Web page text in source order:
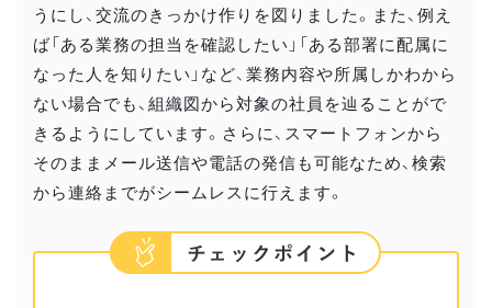
うにし、交流のきっかけ作りを図りました。また、例え
ば「ある業務の担当を確認したい」「ある部署に配属に
なった人を知りたい」など、業務内容や所属しかわから
ない場合でも、組織図から対象の社員を辿ることがで
きるようにしています。さらに、スマートフォンから
そのままメール送信や電話の発信も可能なため、検索
から連絡までがシームレスに行えます。